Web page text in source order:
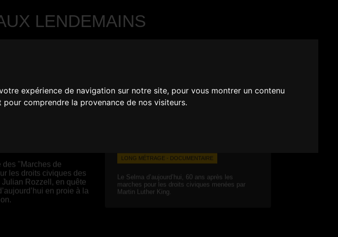
expérience de navigation sur notre site, pour vous montrer un contenu
comprendre la provenance de nos visiteurs.
LENDEMAINS
des "Marches de
les droits civiques des
Rozzell, en quête
en proie à la
LONG MÉTRAGE - DOCUMENTAIRE
Le Selma d’aujourd’hui, 60 ans après les
marches pour les droits civiques menées par
Martin Luther King.